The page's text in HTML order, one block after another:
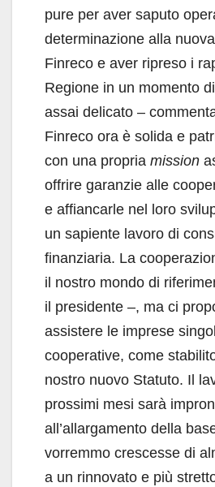
pure per aver saputo
determinazione alla
Finreco e aver ripreso i
Regione in un momento
assai delicato –
Finreco ora è solida e
con una propria mission
offrire garanzie alle
e affiancarle nel loro
un sapiente lavoro di
finanziaria. La
il nostro mondo di
il presidente –, ma ci
assistere le imprese
cooperative, come
nostro nuovo Statuto. Il
prossimi mesi sarà
all’allargamento della
vorremmo crescesse di
a un rinnovato e più